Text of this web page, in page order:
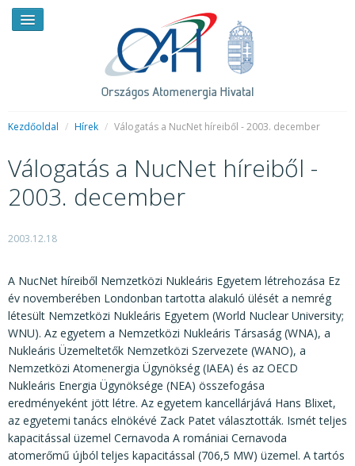
HÍREK
RENDKÍVÜLI HÍREK
BEMUTATKOZÁS
FELADATOK
KÖZÉRDEKŰ ADATOK
JOGI SZABÁLYOZÁS, ÚTMUTATÓK
KIADVÁNYOK, JELENTÉSEK
NYOMTATVÁNYOK, SZOFTVEREK
Kezdőoldal / Hírek / Válogatás a NucNet híreiből - 2003. december
Válogatás a NucNet híreiből -
2003. december
2003.12.18
A NucNet híreiből Nemzetközi Nukleáris Egyetem létrehozása Ez
év novemberében Londonban tartotta alakuló ülését a nemrég
létesült Nemzetközi Nukleáris Egyetem (World Nuclear University;
WNU). Az egyetem a Nemzetközi Nukleáris Társaság (WNA), a
Nukleáris Üzemeltetők Nemzetközi Szervezete (WANO), a
Nemzetközi Atomenergia Ügynökség (IAEA) és az OECD
Nukleáris Energia Ügynöksége (NEA) összefogása
eredményeként jött létre. Az egyetem kancellárjává Hans Blixet,
az egyetemi tanács elnökévé Zack Patet választották. Ismét teljes
kapacitással üzemel Cernavoda A romániai Cernavoda
atomerőmű újból teljes kapacitással (706,5 MW) üzemel. A tartós